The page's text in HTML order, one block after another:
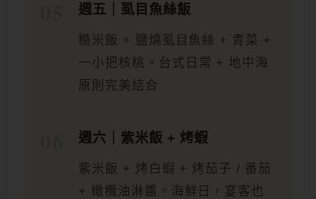
週五｜虱目魚絲飯
糙米飯 + 鹽燒虱目魚絲 + 青菜 +
一小把核桃。台式日常 + 地中海
原則完美結合
週六｜紫米飯 + 烤蝦
紫米飯 + 烤白蝦 + 烤茄子 / 番茄
+ 橄欖油淋醬。海鮮日，宴客也